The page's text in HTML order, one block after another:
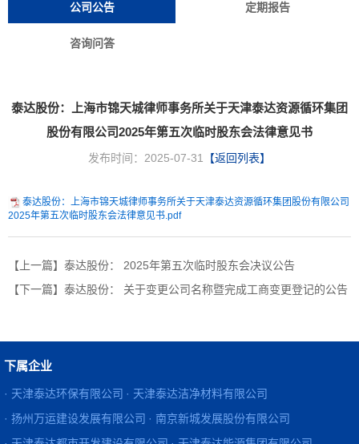
公司公告 定期报告
咨询问答
泰达股份：上海市锦天城律师事务所关于天津泰达资源循环集团
股份有限公司2025年第五次临时股东会法律意见书
发布时间：2025-07-31 【返回列表】
泰达股份：上海市锦天城律师事务所关于天津泰达资源循环集团股份有限公司
2025年第五次临时股东会法律意见书.pdf
【上一篇】泰达股份： 2025年第五次临时股东会决议公告
【下一篇】泰达股份： 关于变更公司名称暨完成工商变更登记的公告
下属企业
· 天津泰达环保有限公司 · 天津泰达洁净材料有限公司
· 扬州万运建设发展有限公司 · 南京新城发展股份有限公司